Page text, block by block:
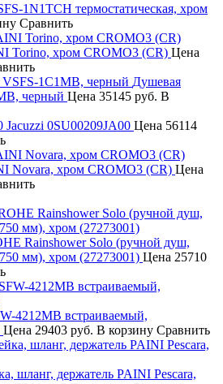
1N1TCH термостатическая, хром
Сравнить
Torino, хром CROMO3 (CR) Цена
Душевая
черный Цена 35145 руб. В
Jacuzzi 0SU00209JA00 Цена 56114
Novara, хром CROMO3 (CR) Цена
Rainshower Solo (ручной душ,
мм), хром (27273001) Цена 25710
4212MB встраиваемый,
Цена 29403 руб. В корзину Сравнить
шланг, держатель PAINI Pescara,